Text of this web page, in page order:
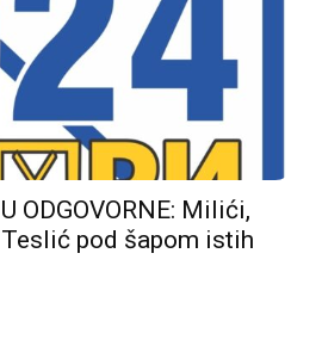
ODGOVORNE: Milići,
Teslić pod šapom istih